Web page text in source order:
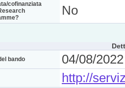
cofinanziata
No
bando 04/08/
http://